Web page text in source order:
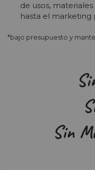
de usos,
hasta el marketing
*bajo presupuesto y
Sin